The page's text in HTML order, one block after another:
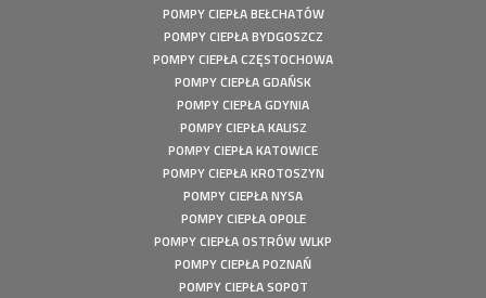
o mocy: 4,99 kWp
Fotowoltaika Aquapark Kalisz - Instalacja fotowoltaiczna o
Fotowoltaika Bełchatów - Instalacja fotowoltaiczna o
Pompa ciepła Kępiny Wielkie - Mitsubishi Heavy Split -
Pompa ciepła Wola Droszewska - Innova Nordic 10 KW
Fotowoltaika Wiśniowa Góra - Instalacja fotowoltaiczna o
Magazyn Energii Ródka - Sofar - BTS E5-DS5 - 5,12kWh
Magazyn Energii Młodoszowice - Sofar - BTS E5-DS5 -
POMPY CIEPŁA BEŁCHATÓW
POMPY CIEPŁA BYDGOSZCZ
POMPY CIEPŁA CZĘSTOCHOWA
POMPY CIEPŁA GDAŃSK
POMPY CIEPŁA GDYNIA
POMPY CIEPŁA KALISZ
POMPY CIEPŁA KATOWICE
POMPY CIEPŁA KROTOSZYN
POMPY CIEPŁA NYSA
POMPY CIEPŁA OPOLE
POMPY CIEPŁA OSTRÓW WLKP
POMPY CIEPŁA POZNAŃ
POMPY CIEPŁA SOPOT